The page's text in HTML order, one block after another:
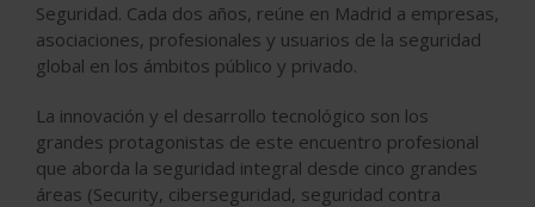
Seguridad. Cada dos años, reúne en Madrid a empresas,
asociaciones, profesionales y usuarios de la seguridad
global en los ámbitos público y privado.
La innovación y el desarrollo tecnológico son los
grandes protagonistas de este encuentro profesional
que aborda la seguridad integral desde cinco grandes
áreas (Security, ciberseguridad, seguridad contra